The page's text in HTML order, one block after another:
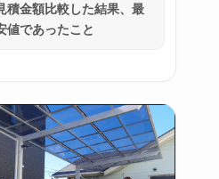
積金額比較した結果、最
値であったこと